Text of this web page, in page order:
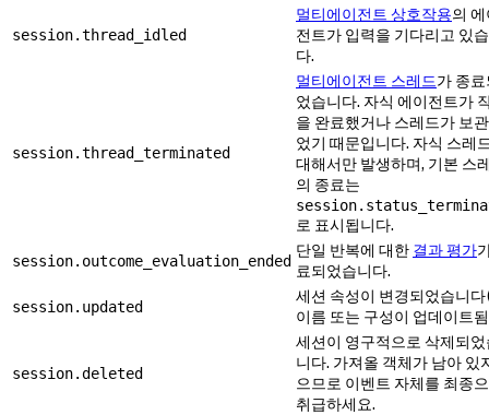
session.thread_idled
멀티에이전트 상호작용의
전트가 입력을 기다리고 있
다.
session.thread_terminated
멀티에이전트 스레드가 종
었습니다. 자식 에이전트가
을 완료했거나 스레드가 보
었기 때문입니다. 자식 스레
대해서만 발생하며, 기본 스
의 종료는
로 표시됩니다.
session.outcome_evaluation_ended
단일 반복에 대한 결과 평가
료되었습니다.
session.updated
세션 속성이 변경되었습니
이름 또는 구성이 업데이트
session.deleted
세션이 영구적으로 삭제되
니다. 가져올 객체가 남아 있
으므로 이벤트 자체를 최종
취급하세요.